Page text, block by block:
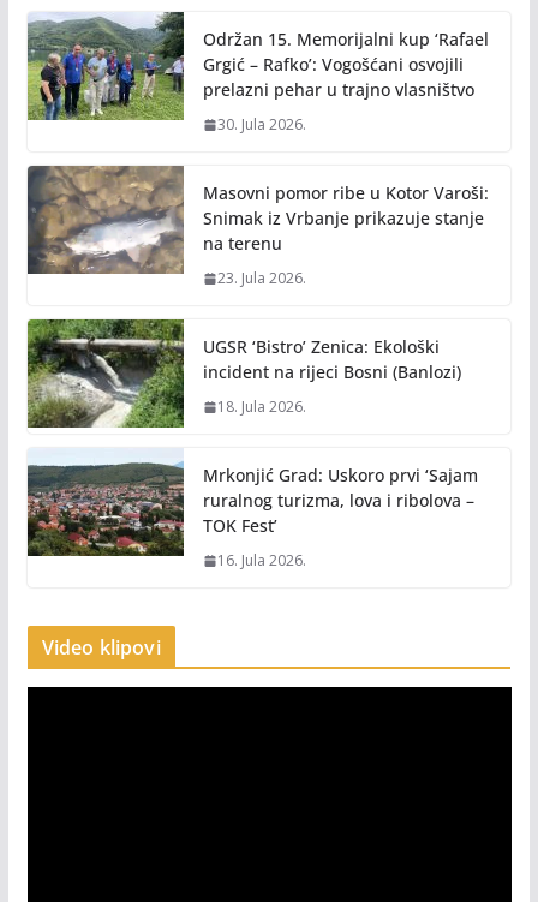
Održan 15. Memorijalni kup ‘Rafael
Grgić – Rafko’: Vogošćani osvojili
prelazni pehar u trajno vlasništvo
30. Jula 2026.
Masovni pomor ribe u Kotor Varoši:
Snimak iz Vrbanje prikazuje stanje
na terenu
23. Jula 2026.
UGSR ‘Bistro’ Zenica: Ekološki
incident na rijeci Bosni (Banlozi)
18. Jula 2026.
Mrkonjić Grad: Uskoro prvi ‘Sajam
ruralnog turizma, lova i ribolova –
TOK Fest’
16. Jula 2026.
Video klipovi